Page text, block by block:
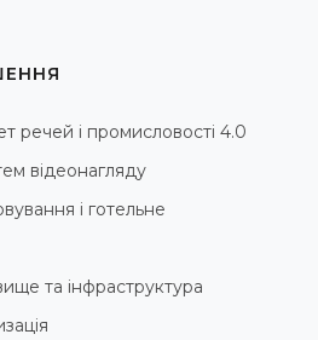
речей і промисловості 4.0
відеонагляду
і готельне
та інфраструктура